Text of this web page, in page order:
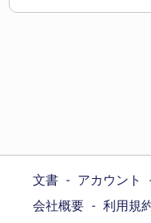
ート
文書 アカウント
会社概要
利用規